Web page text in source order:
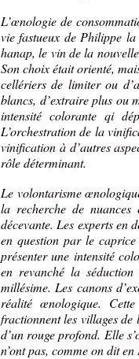
L’œnologie de
vie fastueux de Philippe
hanap, le vin de la
Son choix était orienté,
cellériers de limiter ou
blancs, d’extraire plus ou
intensité colorante qi
L’orchestration de la
vinification à d’autres
rôle déterminant.
Le volontarisme
la recherche de nuances
décevante. Les experts en
en question par le
présenter une intensité
en revanché la
millésime. Les canons
réalité œnologique.
fractionnent les villages
d’un rouge profond. Elle
n’ont pas, comme on dit